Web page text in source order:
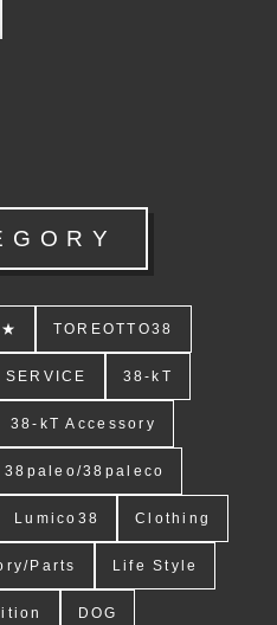
TOREOTTO38
38-kT
38-kT Accessory
38paleo/38paleco
Lumico38 Clothing
Parts Life Style
DOG